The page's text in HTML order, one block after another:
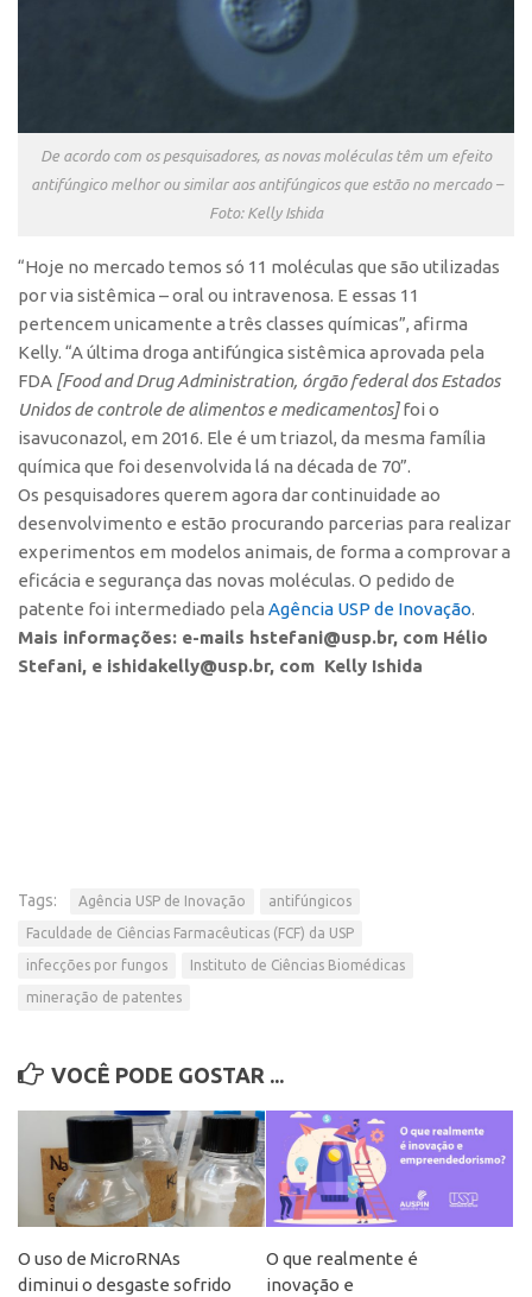
Inteligência Competitiva
Empreendedorismo
Bolsas
Bolsa Empreendedorismo
Bolsa Startup USP
Prêmio USP de Empreendedorismo
Pesquisa
EMBRAPIIs
CEPIDs
CEPIX
INCTs
SGE
Fala Inovação (Webinar)
De acordo com os pesquisadores, as novas moléculas têm um efeito
antifúngico melhor ou similar aos antifúngicos que estão no mercado –
Foto: Kelly Ishida
“Hoje no mercado temos só 11 moléculas que são utilizadas
por via sistêmica – oral ou intravenosa. E essas 11
pertencem unicamente a três classes químicas”, afirma
Kelly. “A última droga antifúngica sistêmica aprovada pela
FDA [Food and Drug Administration, órgão federal dos Estados
Unidos de controle de alimentos e medicamentos]foi o
isavuconazol, em 2016. Ele é um triazol, da mesma família
química que foi desenvolvida lá na década de 70”.
Os pesquisadores querem agora dar continuidade ao
desenvolvimento e estão procurando parcerias para realizar
experimentos em modelos animais, de forma a comprovar a
eficácia e segurança das novas moléculas. O pedido de
patente foi intermediado pela Agência USP de Inovação.
Mais informações: e-mails hstefani@usp.br, com Hélio
Stefani, e ishidakelly@usp.br, com Kelly Ishida
Tags: Agência USP de Inovação antifúngicos
Faculdade de Ciências Farmacêuticas (FCF) da USP
infecções por fungos Instituto de Ciências Biomédicas
mineração de patentes
VOCÊ PODE GOSTAR ...
O uso de MicroRNAs
diminui o desgaste sofrido
O que realmente é
inovação e